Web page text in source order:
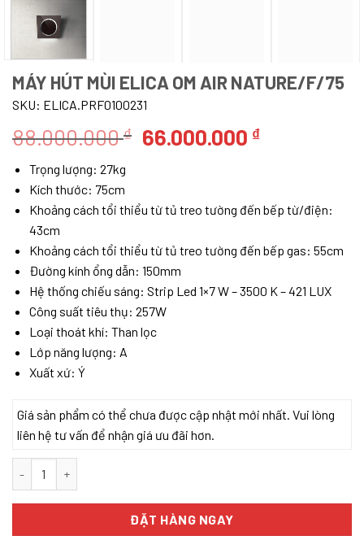
MÁY HÚT MÙI ELICA OM AIR NATURE/F/75
SKU: ELICA.PRF0100231
88.000.000₫ Giá
88.000.000 ₫.
66.000.000 ₫Giá
là:
Trọng lượng: 27kg
Kích thước: 75cm
Khoảng cách tổi thiểu từ tủ treo tường đến bếp từ/điện:
43cm
Khoảng cách tổi thiểu từ tủ treo tường đến bếp gas: 55cm
Đường kính ổng dẫn: 150mm
Hệ thống chiếu sáng: Strip Led 1×7 W – 3500 K – 421 LUX
Công suất tiêu thụ: 257W
Loại thoát khí: Than lọc
Lớp năng lượng: A
Xuất xứ: Ý
Giá sản phẩm có thể chưa được cập nhật mới nhất. Vui lòng
liên hệ tư vấn để nhận giá ưu đãi hơn.
ĐẶT HÀNG NGAY